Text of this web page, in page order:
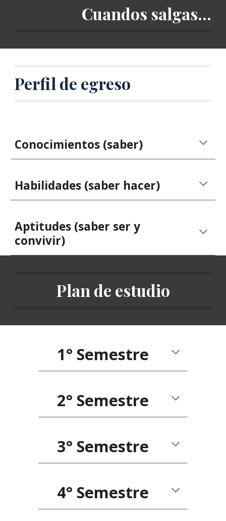
Cuandos salgas...
Perfil de egreso
Conocimientos (saber)
Habilidades (saber hacer)
Aptitudes (saber ser y
convivir)
Plan de estudio
1° Semestre
2° Semestre
3° Semestre
4° Semestre